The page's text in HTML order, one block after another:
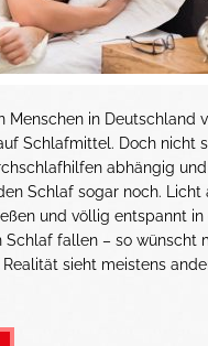
Menschen in Deutschland
Schlafmittel. Doch nicht
abhängig und
Schlaf sogar noch. Licht
und völlig entspannt in
Schlaf fallen – so wünscht
Realität sieht meistens